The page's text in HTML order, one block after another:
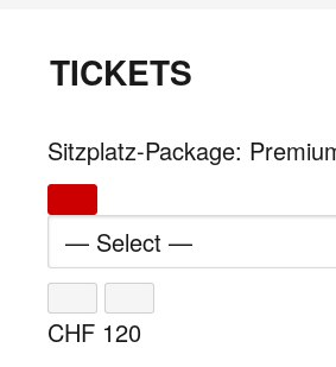
TICKETS
Sitzplatz-Package:
CHF 120